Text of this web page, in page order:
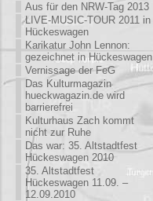
Aus für den NRW-Tag 2013
LIVE-MUSIC-TOUR 2011 in
Hückeswagen
Karikatur John Lennon:
gezeichnet in Hückeswagen
Vernissage der FeG
Das Kulturmagazin
hueckwagazin.de wird
barrierefrei
Kulturhaus Zach kommt
nicht zur Ruhe
Das war: 35. Altstadtfest
Hückeswagen 2010
35. Altstadtfest
Hückeswagen 11.09. –
12.09.2010